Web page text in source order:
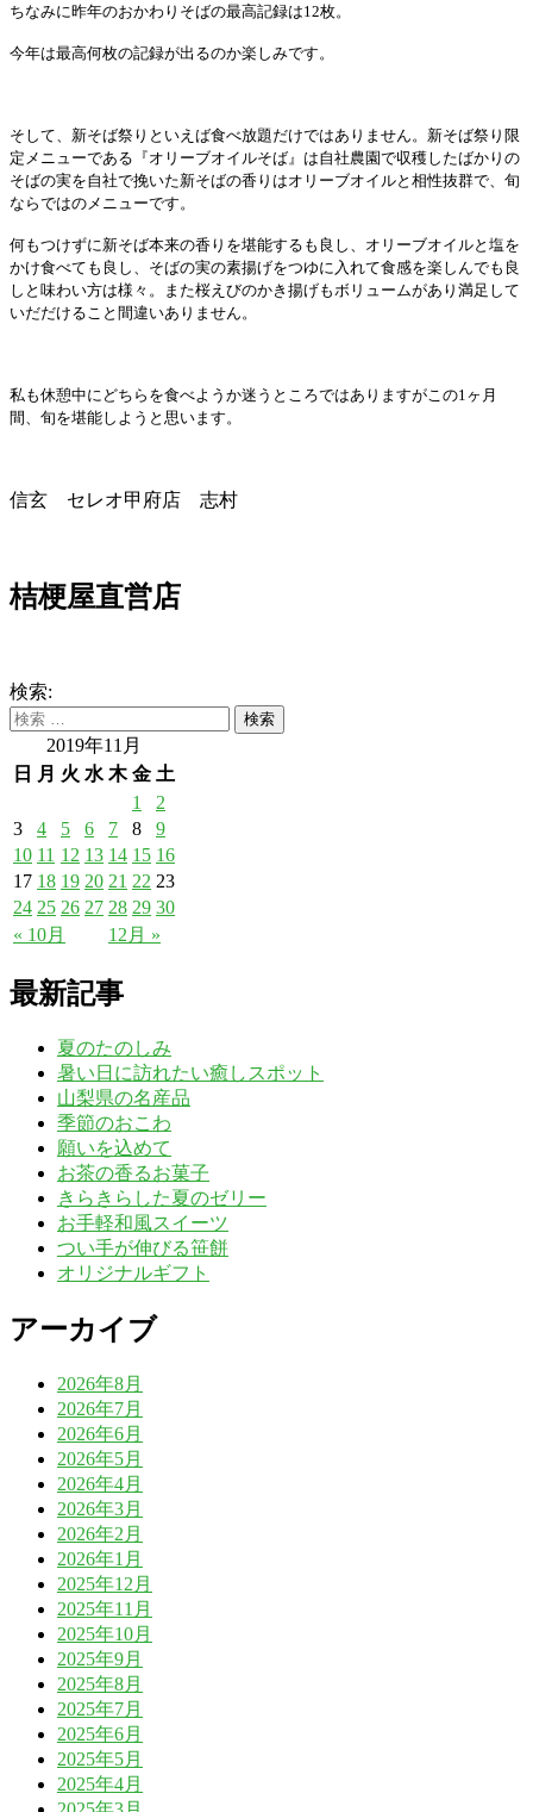
ちなみに昨年のおかわりそばの最高記録は12枚。
今年は最高何枚の記録が出るのか楽しみです。
そして、新そば祭りといえば食べ放題だけではありません。新そば祭り限
定メニューである『オリーブオイルそば』は自社農園で収穫したばかりの
そばの実を自社で挽いた新そばの香りはオリーブオイルと相性抜群で、旬
ならではのメニューです。
何もつけずに新そば本来の香りを堪能するも良し、オリーブオイルと塩を
かけ食べても良し、そばの実の素揚げをつゆに入れて食感を楽しんでも良
しと味わい方は様々。また桜えびのかき揚げもボリュームがあり満足して
いだだけること間違いありません。
私も休憩中にどちらを食べようか迷うところではありますがこの1 ヶ月
間、旬を堪能しようと思います。
信玄 セレオ甲府店 志村
桔梗屋直営店
検索:
2019年11月
日
月 火 水 木 金 土
« 10月 12月 »
1
2
3
4 5 6 7 8
9
10 11 12 13 14 15 16
17 18 19 20 21 22 23
24 25 26 27 28 29 30
最新記事
夏のたのしみ
暑い日に訪れたい癒しスポット
山梨県の名産品
季節のおこわ
願いを込めて
お茶の香るお菓子
きらきらした夏のゼリー
お手軽和風スイーツ
つい手が伸びる笹餅
オリジナルギフト
アーカイブ
2026年8月
2026年7月
2026年6月
2026年5月
2026年4月
2026年3月
2026年2月
2026年1月
2025年12月
2025年11月
2025年10月
2025年9月
2025年8月
2025年7月
2025年6月
2025年5月
2025年4月